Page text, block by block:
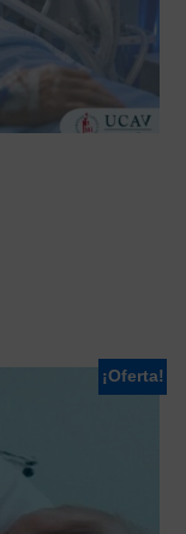
¡Oferta!